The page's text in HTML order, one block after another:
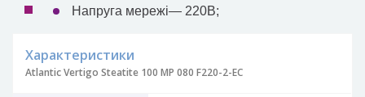
Напруга мережі— 220В;
Характеристики
Atlantic Vertigo Steatite 100 MP 080 F220-2-EC